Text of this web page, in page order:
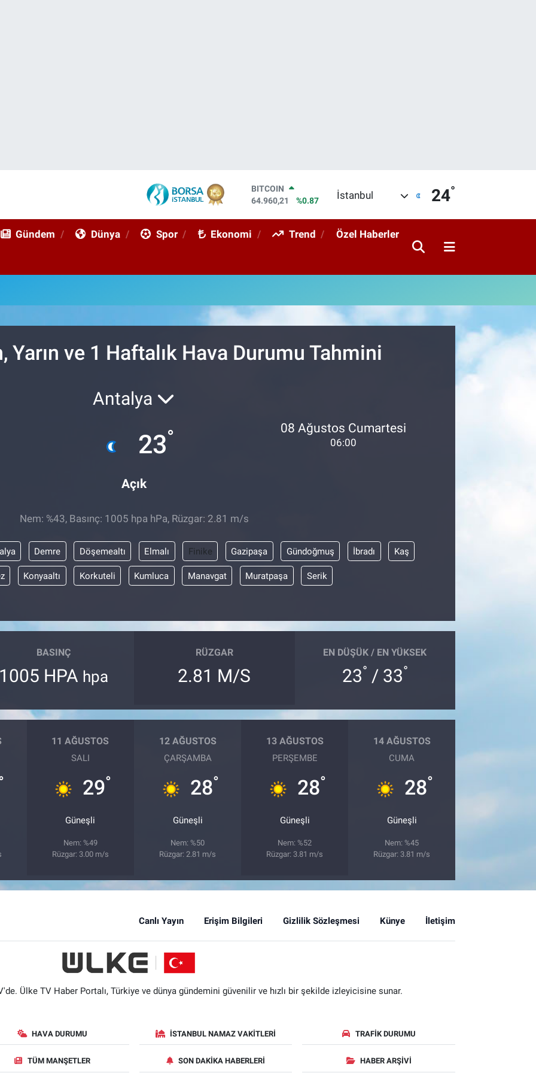
BITCOIN
64.960,21
%0.87
EURO
BİST100
13.779
İstanbul 24°
Gündem Dünya Spor Ekonomi Trend Özel Haberler
Yarın ve 1 Haftalık Hava Durumu Tahmini
Antalya
23°
Açık
08 Ağustos Cumartesi
06:00
Nem: %43, Basınç: 1005 hpa hPa, Rüzgar: 2.81 m/s
Demre Döşemealtı Elmalı Finike Gazipaşa Gündoğmuş İbradı Kaş
Konyaaltı Korkuteli Kumluca Manavgat Muratpaşa Serik
BASINÇ
1005 HPA hpa
RÜZGAR
2.81 M/S
EN DÜŞÜK / EN YÜKSEK
23° / 33°
11 AĞUSTOS
SALI
29°
Güneşli
Nem: %49
Rüzgar: 3.00 m/s
12 AĞUSTOS
ÇARŞAMBA
28°
Güneşli
Nem: %50
Rüzgar: 2.81 m/s
13 AĞUSTOS
PERŞEMBE
28°
Güneşli
Nem: %52
Rüzgar: 3.81 m/s
14 AĞUSTOS
CUMA
28°
Güneşli
Nem: %45
Rüzgar: 3.81 m/s
Canlı Yayın Erişim Bilgileri Gizlilik Sözleşmesi Künye İletişim
Ülke TV Haber Portalı, Türkiye ve dünya gündemini güvenilir ve hızlı bir şekilde izleyicisine sunar.
HAVA DURUMU İSTANBUL NAMAZ VAKITLERI TRAFIK DURUMU
TÜM MANŞETLER SON DAKIKA HABERLERI HABER ARŞIVI